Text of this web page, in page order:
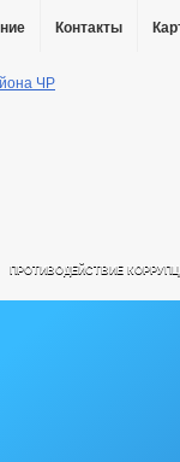
Контакты
ПРОТИВОДЕЙСТВИЕ